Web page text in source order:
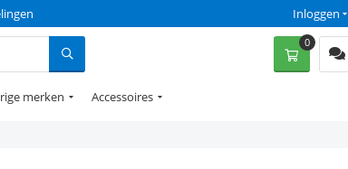
Inloggen
0
merken Accessoires